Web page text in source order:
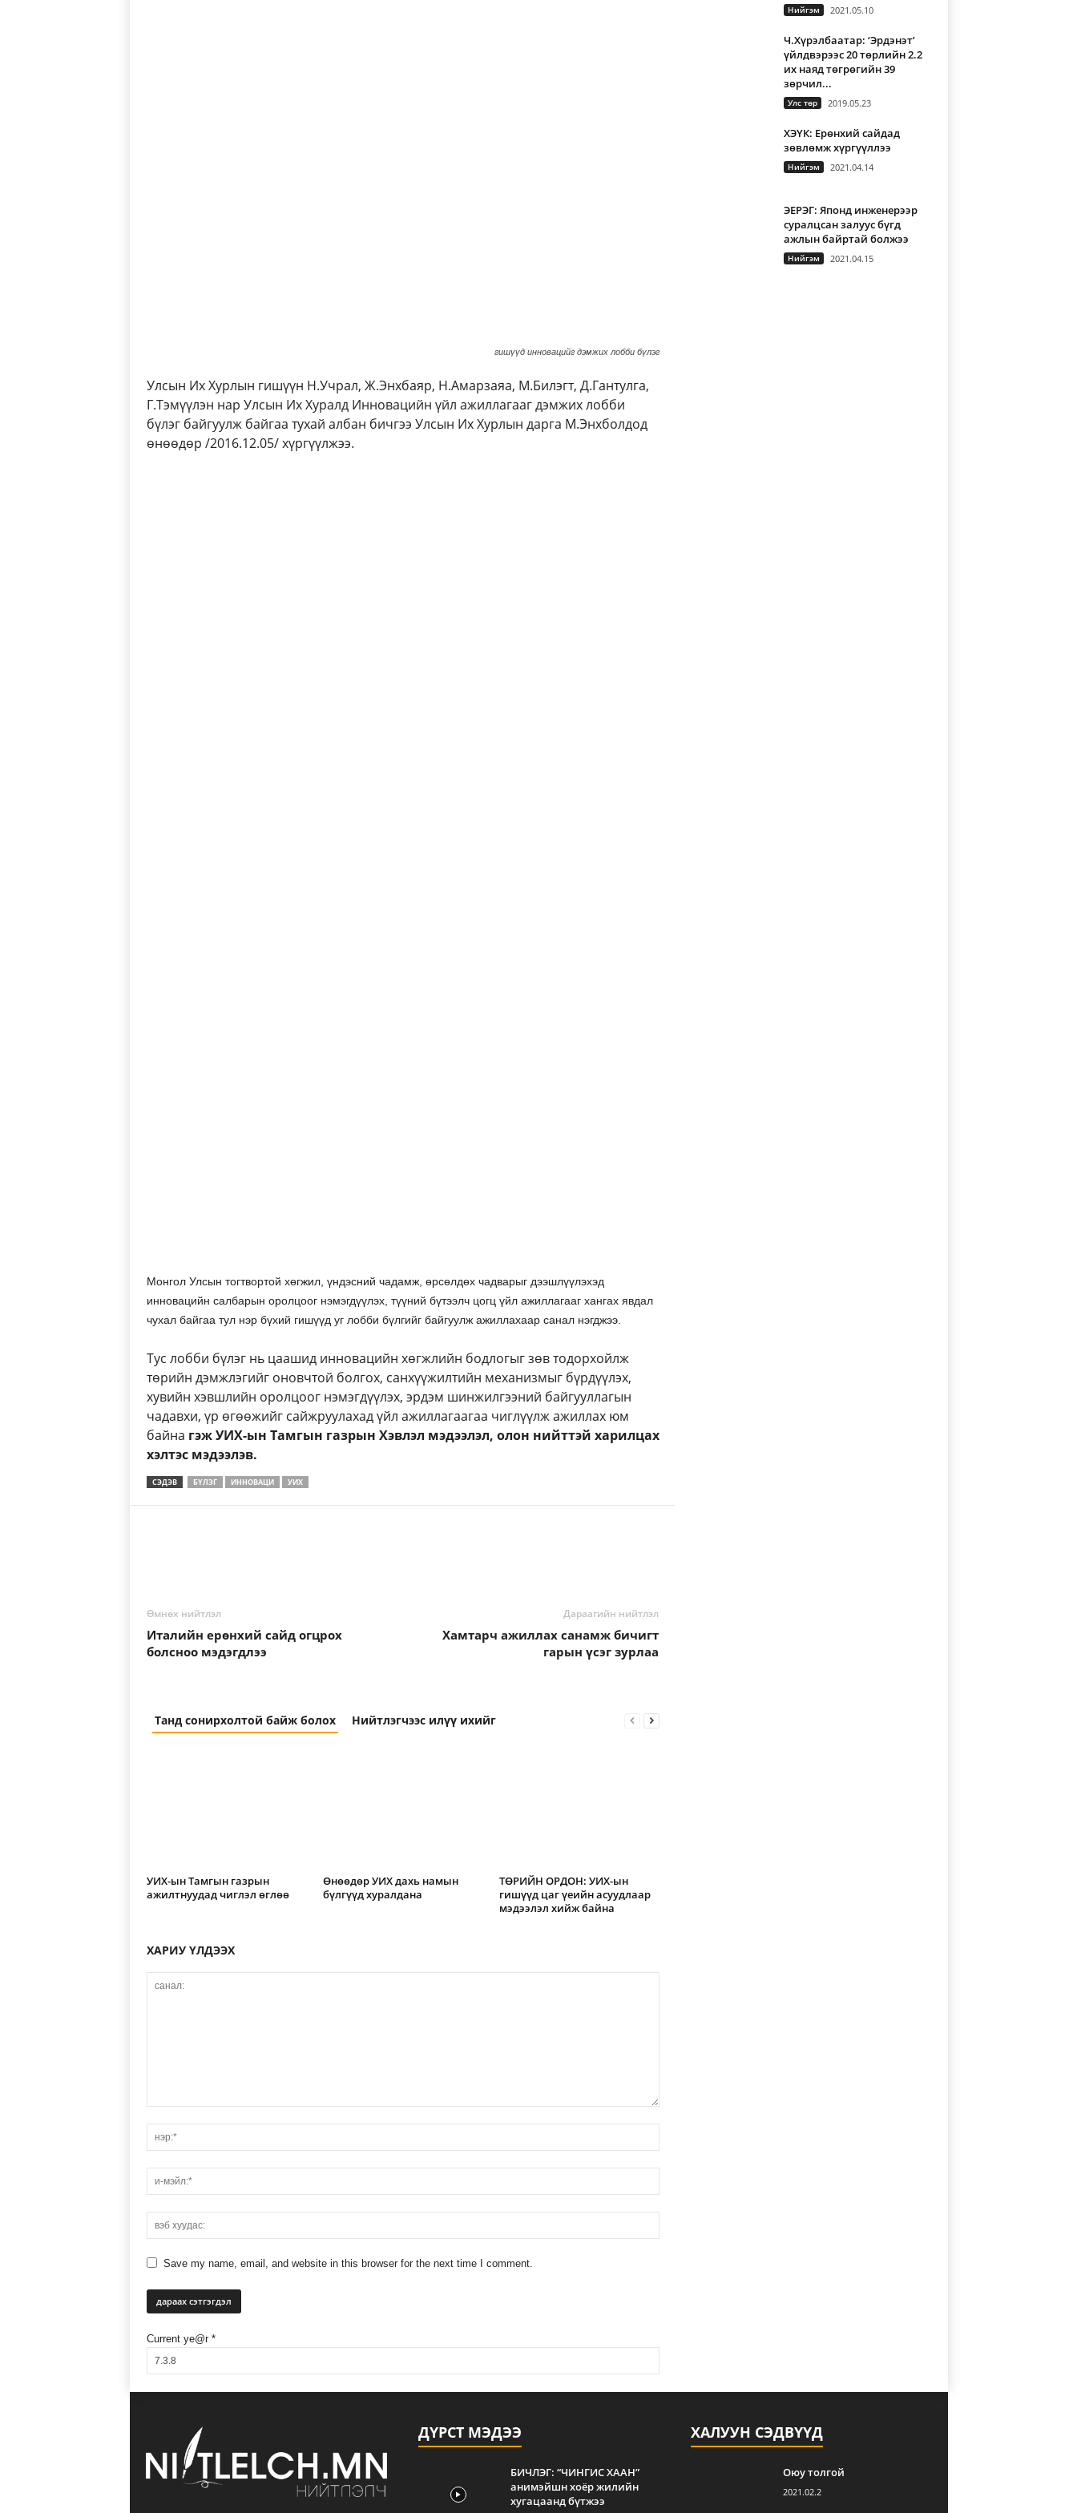
гишүүд инновацийг дэмжих лобби бүлэг
Улсын Их Хурлын гишүүн Н.Учрал, Ж.Энхбаяр, Н.Амарзаяа, М.Билэгт, Д.Гантулга,
Г.Тэмүүлэн нар Улсын Их Хуралд Инновацийн үйл ажиллагааг дэмжих лобби
бүлэг байгуулж байгаа тухай албан бичгээ Улсын Их Хурлын дарга М.Энхболдод
өнөөдөр /2016.12.05/ хүргүүлжээ.
Монгол Улсын тогтвортой хөгжил, үндэсний чадамж, өрсөлдөх чадварыг дээшлүүлэхэд
инновацийн салбарын оролцоог нэмэгдүүлэх, түүний бүтээлч цогц үйл ажиллагааг хангах явдал
чухал байгаа тул нэр бүхий гишүүд уг лобби бүлгийг байгуулж ажиллахаар санал нэгджээ.
Тус лобби бүлэг нь цаашид инновацийн хөгжлийн бодлогыг зөв тодорхойлж
төрийн дэмжлэгийг оновчтой болгох, санхүүжилтийн механизмыг бүрдүүлэх,
хувийн хэвшлийн оролцоог нэмэгдүүлэх, эрдэм шинжилгээний байгууллагын
чадавхи, үр өгөөжийг сайжруулахад үйл ажиллагаагаа чиглүүлж ажиллах юм
байна гэж УИХ-ын Тамгын газрын Хэвлэл мэдээлэл, олон нийттэй харилцах
хэлтэс мэдээлэв.
СЭДЭВ БҮЛЭГ ИННОВАЦИ УИХ
Өмнөх нийтлэл
Италийн ерөнхий сайд огцрох
болсноо мэдэгдлээ
Дараагийн нийтлэл
Хамтарч ажиллах санамж бичигт
гарын үсэг зурлаа
Танд сонирхолтой байж болох Нийтлэгчээс илүү ихийг
УИХ-ын Тамгын газрын
ажилтнуудад чиглэл өглөө
Өнөөдөр УИХ дахь намын
бүлгүүд хуралдана
ТӨРИЙН ОРДОН: УИХ-ын
гишүүд цаг үеийн асуудлаар
мэдээлэл хийж байна
ХАРИУ ҮЛДЭЭХ
Save my name, email, and website in this browser for the next time I comment.
Current ye@r *
Нийгэм 2021.05.10
Ч.Хүрэлбаатар: ‘Эрдэнэт’
үйлдвэрээс 20 төрлийн 2.2
их наяд төгрөгийн 39
зөрчил...
Улс төр 2019.05.23
ХЭҮК: Ерөнхий сайдад
зөвлөмж хүргүүллээ
Нийгэм 2021.04.14
ЭЕРЭГ: Японд инженерээр
суралцсан залуус бүгд
ажлын байртай болжээ
Нийгэм 2021.04.15
ДҮРСТ МЭДЭЭ
БИЧЛЭГ: “ЧИНГИС ХААН”
анимэйшн хоёр жилийн
хугацаанд бүтжээ
ХАЛУУН СЭДВҮҮД
Оюу толгой
2021.02.2